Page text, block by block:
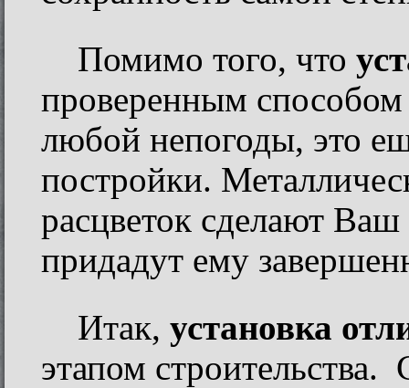
Помимо того, что
проверенным
любой непогоды, это
постройки.
расцветок сделают
придадут ему
Итак, установка
этапом